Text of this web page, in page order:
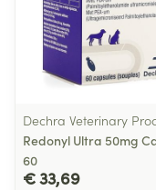
Dechra Veterinary
Redonyl Ultra 50mg
60
€ 33,69